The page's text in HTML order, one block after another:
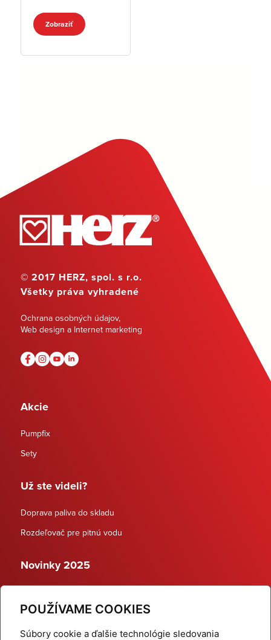
POUŽÍVAME COOKIES
Súbory cookie a ďalšie technológie sledovania
Zobraziť
© 2017 HERZ, spol. s r.o.
Všetky práva vyhradené
Ochrana osobných údajov,
Web design a Internet marketing
Akcie
Pumpfix
Sety
Už ste videli?
Doprava paliva do skladu
Rozdeľovač pre pitnú vodu
Novinky 2025
Dynamické termostatické ventily